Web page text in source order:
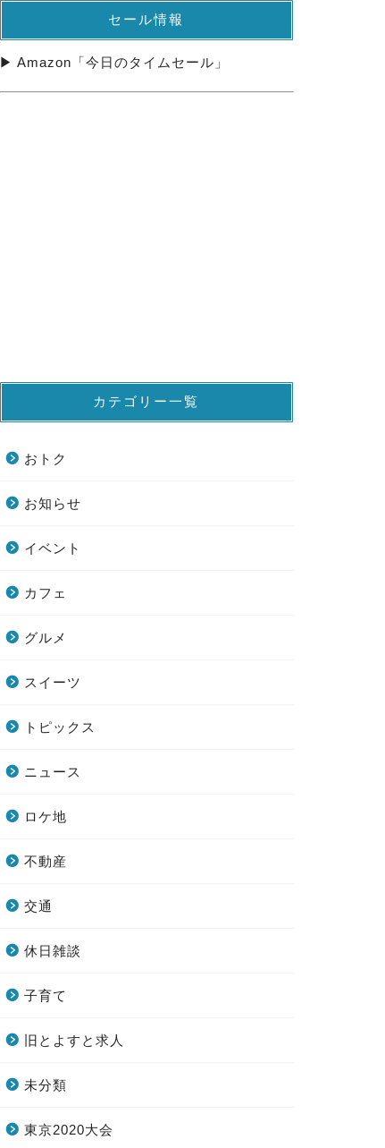
セール情報
▶ Amazon「今日のタイムセール」
カテゴリー一覧
おトク
お知らせ
イベント
カフェ
グルメ
スイーツ
トピックス
ニュース
ロケ地
不動産
交通
休日雑談
子育て
旧とよすと求人
未分類
東京2020大会